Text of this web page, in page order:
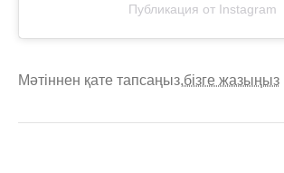
Публикация от Instagram
Мәтіннен қате тапсаңыз,бізге жазыңыз